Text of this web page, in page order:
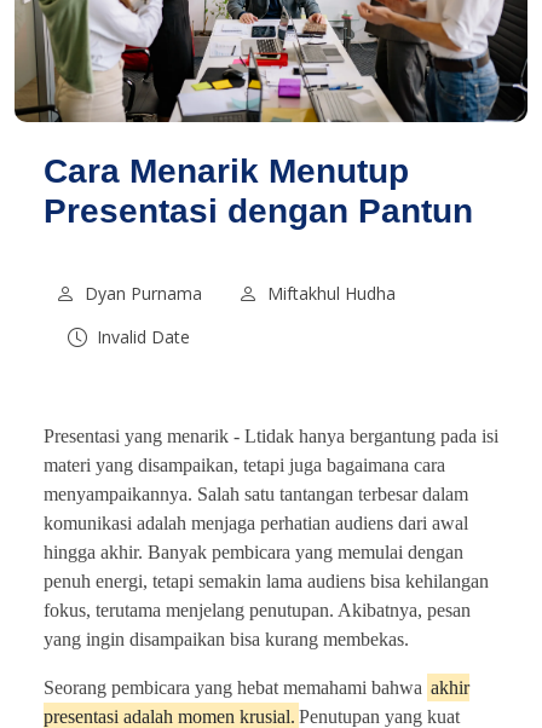
Cara Menarik Menutup
Presentasi dengan Pantun
Dyan Purnama
Miftakhul Hudha
Invalid Date
Presentasi yang menarik - Ltidak hanya bergantung pada isi
materi yang disampaikan, tetapi juga bagaimana cara
menyampaikannya. Salah satu tantangan terbesar dalam
komunikasi adalah menjaga perhatian audiens dari awal
hingga akhir. Banyak pembicara yang memulai dengan
penuh energi, tetapi semakin lama audiens bisa kehilangan
fokus, terutama menjelang penutupan. Akibatnya, pesan
yang ingin disampaikan bisa kurang membekas.
Seorang pembicara yang hebat memahami bahwa akhir
presentasi adalah momen krusial. Penutupan yang kuat